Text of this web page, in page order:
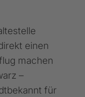
einen
machen
–
für